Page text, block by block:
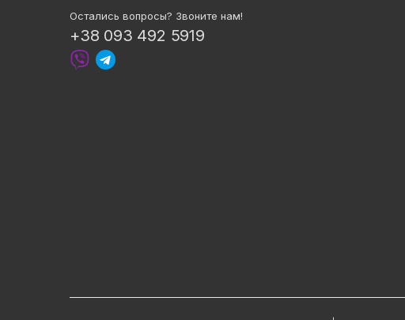
Остались вопросы? Звоните нам!
+38 093 492 5919